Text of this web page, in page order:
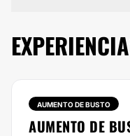
AUMENTO DE BUSTO
AUMENTO DE